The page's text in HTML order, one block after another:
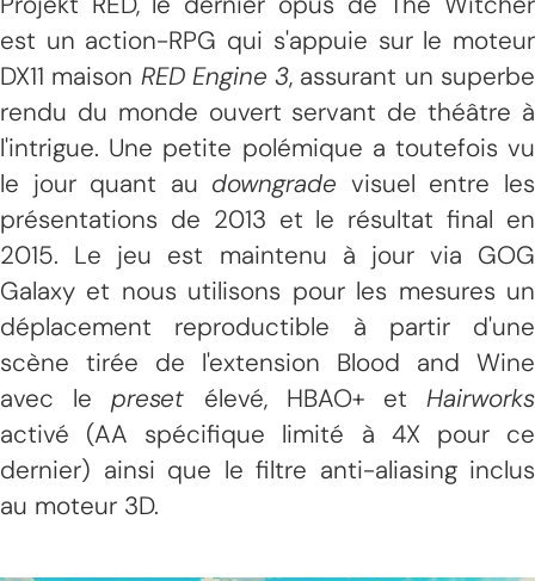
est un action-RPG qui s'appuie sur le moteur
DX11 maison RED Engine 3, assurant un superbe
rendu du monde ouvert servant de théâtre à
l'intrigue. Une petite polémique a toutefois vu
le jour quant au downgrade visuel entre les
présentations de 2013 et le résultat final en
2015. Le jeu est maintenu à jour via GOG
Galaxy et nous utilisons pour les mesures un
déplacement reproductible à partir d'une
scène tirée de l'extension Blood and Wine
avec lepreset élevé, HBAO+ etHairworks
activé (AA spécifique limité à 4X pour ce
dernier) ainsi que le filtre anti-aliasing inclus
au moteur 3D.